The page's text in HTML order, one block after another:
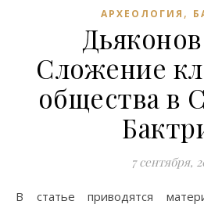
АРХЕОЛОГИЯ ,
Сложение
общества в
7 сентября,
В статье приводятся материалы по истории и